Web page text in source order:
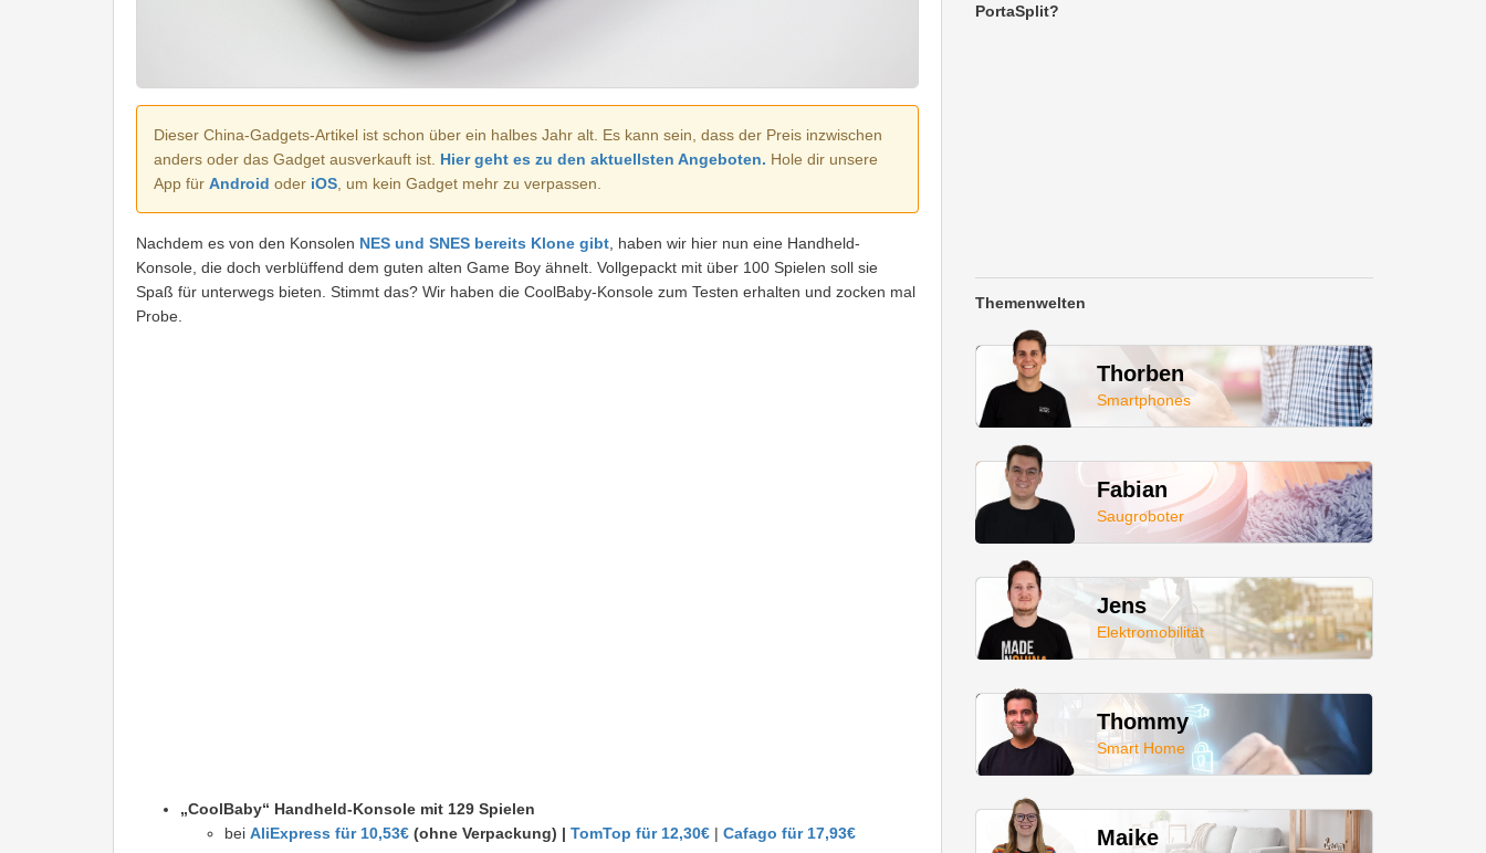
Dieser China-Gadgets-Artikel ist schon über ein halbes Jahr alt. Es kann sein, dass der Preis inzwischen
anders oder das Gadget ausverkauft ist. Hier geht es zu den aktuellsten Angeboten. Hole dir unsere
App für Android oder iOS , um kein Gadget mehr zu verpassen.
Nachdem es von den Konsolen NES und SNES bereits Klone gibt , haben wir hier nun eine Handheld-
Konsole, die doch verblüffend dem guten alten Game Boy ähnelt. Vollgepackt mit über 100 Spielen soll sie
Spaß für unterwegs bieten. Stimmt das? Wir haben die CoolBaby-Konsole zum Testen erhalten und zocken mal
Probe.
„CoolBaby“ Handheld-Konsole mit 129 Spielen
bei AliExpress für 10,53€ (ohne Verpackung) | TomTop für 12,30€ | Cafago für 17,93€
PortaSplit?
Themenwelten
Thorben
Smartphones
Fabian
Saugroboter
Jens
Elektromobilität
Thommy
Smart Home
Maike